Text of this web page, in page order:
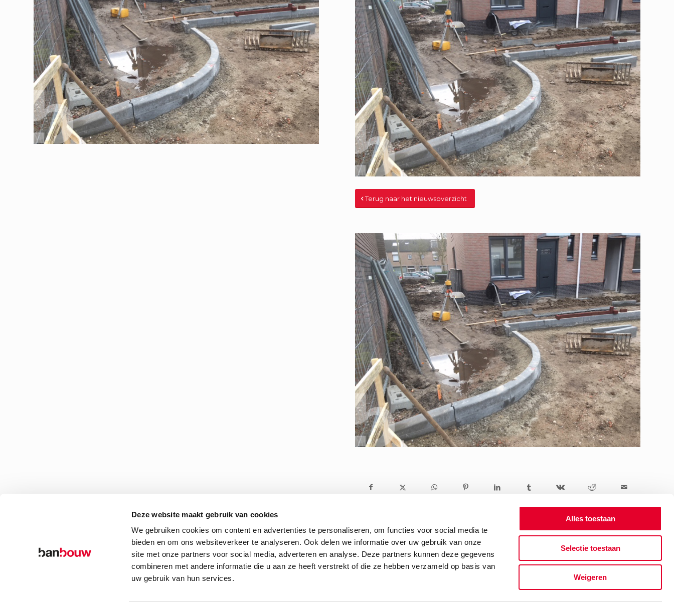
Deze website maakt gebruik van cookies
We gebruiken cookies om content en advertenties te personaliseren, om functies voor social media te
bieden en om ons websiteverkeer te analyseren. Ook delen we informatie over uw gebruik van onze
site met onze partners voor social media, adverteren en analyse. Deze partners kunnen deze gegevens
combineren met andere informatie die u aan ze heeft verstrekt of die ze hebben verzameld op basis van
uw gebruik van hun services.
Alles toestaan
Selectie toestaan
Weigeren
Terug naar het nieuwsoverzicht
© Copyright – BanBouw | Onderdeel van deBanGroep|Algemene voorwaarden|Privacybeleid